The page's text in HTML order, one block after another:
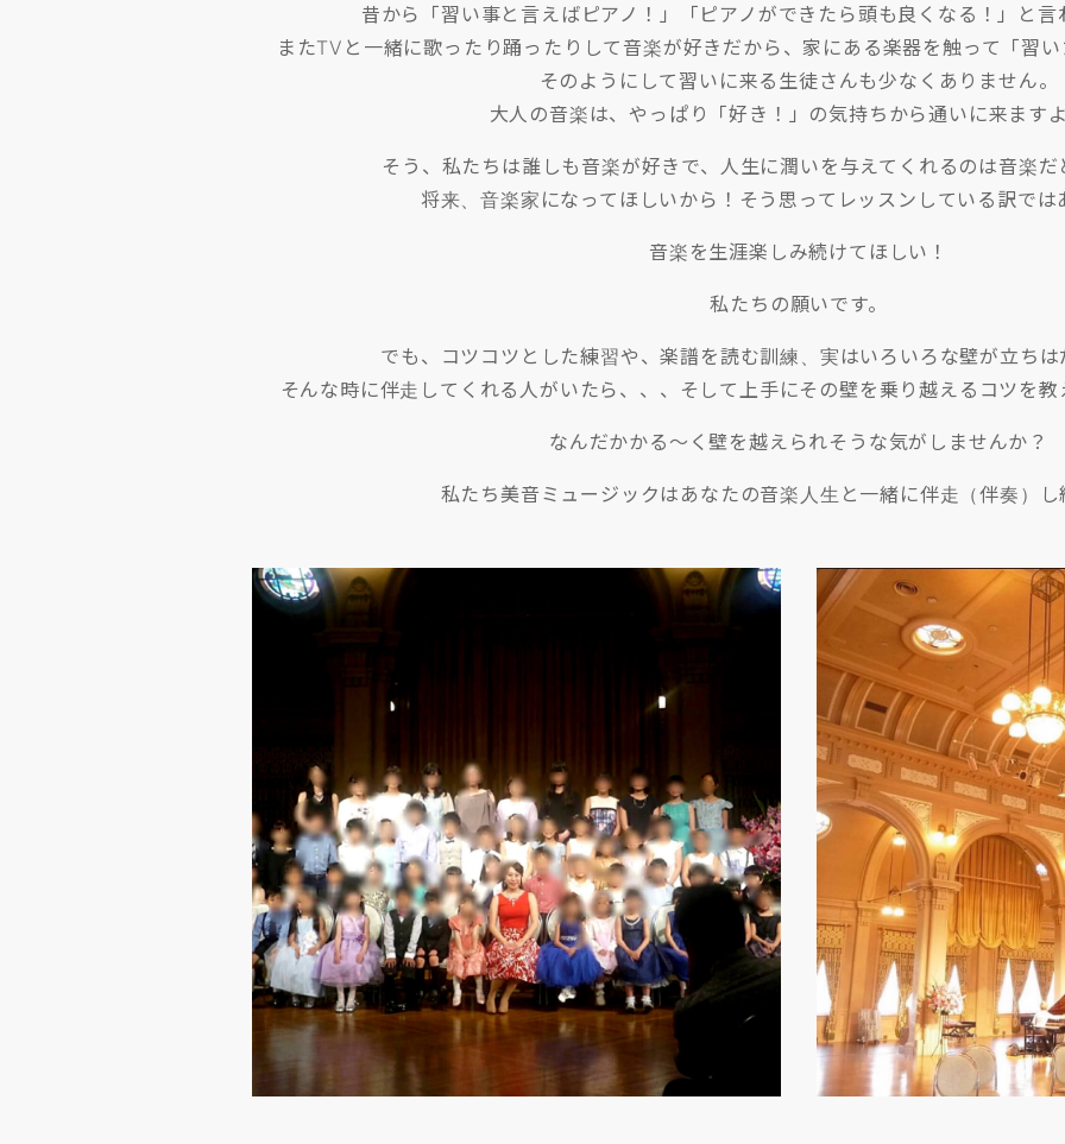
昔から「習い事と言えばピアノ！」「ピアノができたら頭も良くなる！」と
またTVと一緒に歌ったり踊ったりして音楽が好きだから、家にある楽器を触って「習
そのようにして習いに来る生徒さんも少なくありません。
大人の音楽は、やっぱり「好き！」の気持ちから通いに来ます
そう、私たちは誰しも音楽が好きで、人生に潤いを与えてくれるのは音楽だ
将来、音楽家になってほしいから！そう思ってレッスンしている訳では
音楽を生涯楽しみ続けてほしい！
私たちの願いです。
でも、コツコツとした練習や、楽譜を読む訓練、実はいろいろな壁が立ち
そんな時に伴走してくれる人がいたら、、、そして上手にその壁を乗り越えるコツを
なんだかかる〜く壁を越えられそうな気がしませんか？
私たち美音ミュージックはあなたの音楽人生と一緒に伴走（伴奏）し